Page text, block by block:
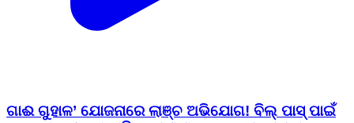
ଗାଈ ଗୁହାଳ’ ଯୋଜନାରେ ଲାଞ୍ଚ ଅଭିଯୋଗ! ବିଲ୍ ପାସ୍ ପାଇଁ